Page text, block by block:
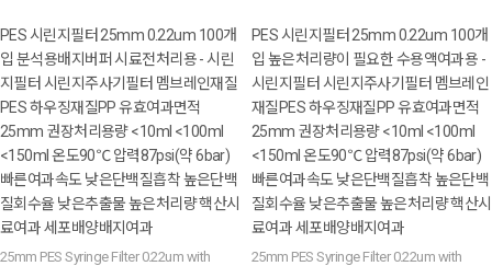
PES 시린지필터 25mm 0.22um 100개
입 분석용배지버퍼 시료전처리용 - 시린
지필터 시린지주사기필터 멤브레인재질
PES 하우징재질PP 유효여과면적
25mm 권장처리용량 <10ml <100ml
<150ml 온도90℃ 압력87psi(약 6bar)
빠른여과속도 낮은단백질흡착 높은단백
질회수율 낮은추출물 높은처리량 핵산시
료여과 세포배양배지여과
25mm PES Syringe Filter 0.22um with
PES 시린지필터 25mm 0.22um 100개
입 높은처리량이 필요한 수용액여과용 -
시린지필터 시린지주사기필터 멤브레인
재질PES 하우징재질PP 유효여과면적
25mm 권장처리용량 <10ml <100ml
<150ml 온도90℃ 압력87psi(약 6bar)
빠른여과속도 낮은단백질흡착 높은단백
질회수율 낮은추출물 높은처리량 핵산시
료여과 세포배양배지여과
25mm PES Syringe Filter 0.22um with